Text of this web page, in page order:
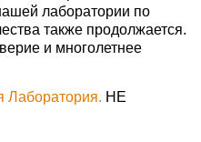
лаборатории по
также продолжается.
и многолетнее
Лаборатория. НЕ